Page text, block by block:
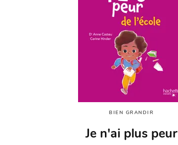
BIEN GRANDIR
Je n'ai plus peur